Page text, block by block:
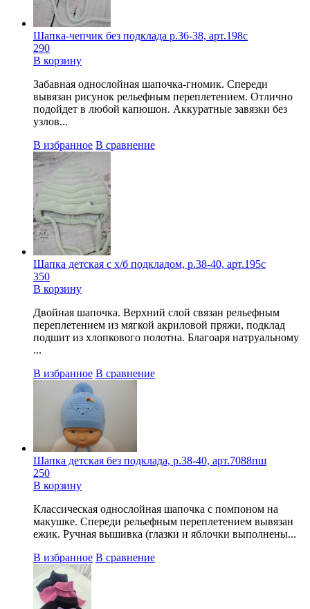
Шапка-чепчик без подклада р.36-38, арт.198с
290
В корзину
Забавная однослойная шапочка-гномик. Спереди
вывязан рисунок рельефным переплетением. Отлично
подойдет в любой капюшон. Аккуратные завязки без
узлов...
В избранное В сравнение
Шапка детская с х/б подкладом, р.38-40, арт.195с
350
В корзину
Двойная шапочка. Верхний слой связан рельефным
переплетением из мягкой акриловой пряжи, подклад
подшит из хлопкового полотна. Благоаря натруальному
...
В избранное В сравнение
Шапка детская без подклада, р.38-40, арт.7088пш
250
В корзину
Классическая однослойная шапочка с помпоном на
макушке. Спереди рельефным переплетением вывязан
ежик. Ручная вышивка (глазки и яблочки выполнены...
В избранное В сравнение